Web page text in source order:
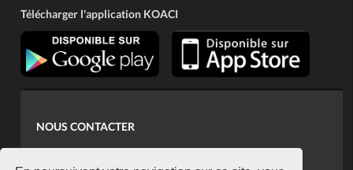
Télécharger l'application KOACI
NOUS CONTACTER